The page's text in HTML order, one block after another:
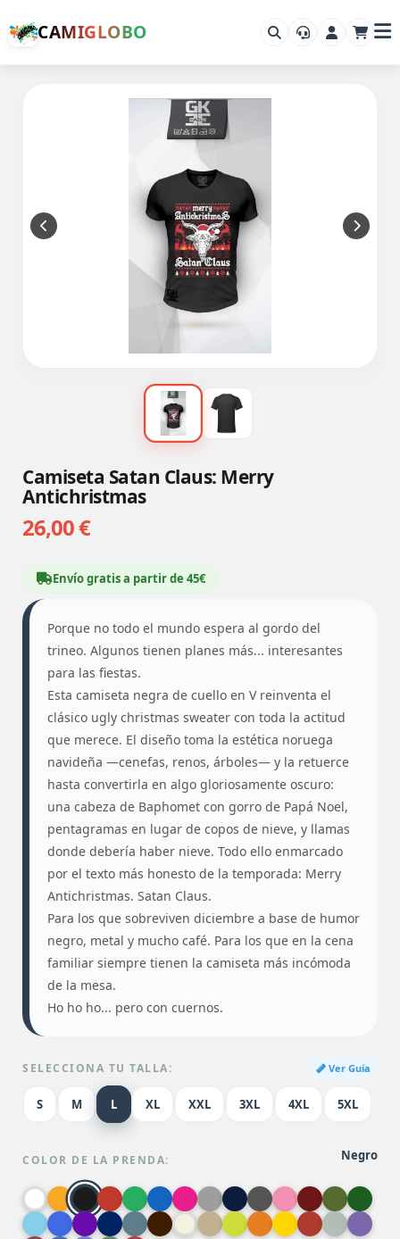
CAMIGLOBO
Camiseta Satan Claus: Merry
Antichristmas
26,00 €
Envío gratis a partir de 45€
Porque no todo el mundo espera al gordo del
trineo. Algunos tienen planes más... interesantes
para las fiestas.
Esta camiseta negra de cuello en V reinventa el
clásico ugly christmas sweater con toda la actitud
que merece. El diseño toma la estética noruega
navideña —cenefas, renos, árboles— y la retuerce
hasta convertirla en algo gloriosamente oscuro:
una cabeza de Baphomet con gorro de Papá Noel,
pentagramas en lugar de copos de nieve, y llamas
donde debería haber nieve. Todo ello enmarcado
por el texto más honesto de la temporada: Merry
Antichristmas. Satan Claus.
Para los que sobreviven diciembre a base de humor
negro, metal y mucho café. Para los que en la cena
familiar siempre tienen la camiseta más incómoda
de la mesa.
Ho ho ho... pero con cuernos.
SELECCIONA TU TALLA: Ver Guía
S M L XL XXL 3XL 4XL 5XL
COLOR DE LA PRENDA: Negro